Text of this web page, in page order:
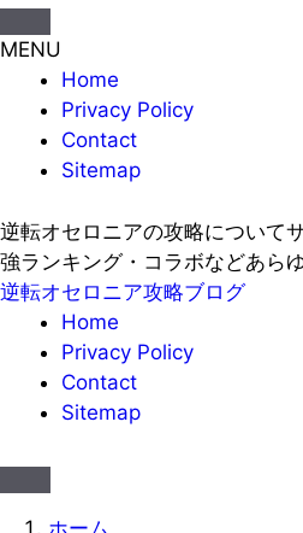
MENU
Home
Privacy Policy
Contact
Sitemap
逆転オセロニアの攻略について
強ランキング・コラボなどあら
逆転オセロニア攻略ブログ
Home
Privacy Policy
Contact
Sitemap
ホーム